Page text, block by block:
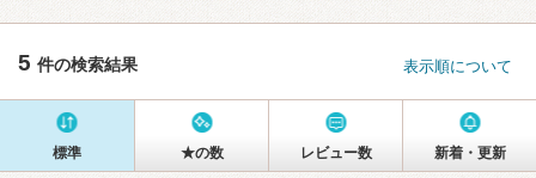
5 件の検索結果 表示順について
標準 ★の数 レビュー数 新着・更新